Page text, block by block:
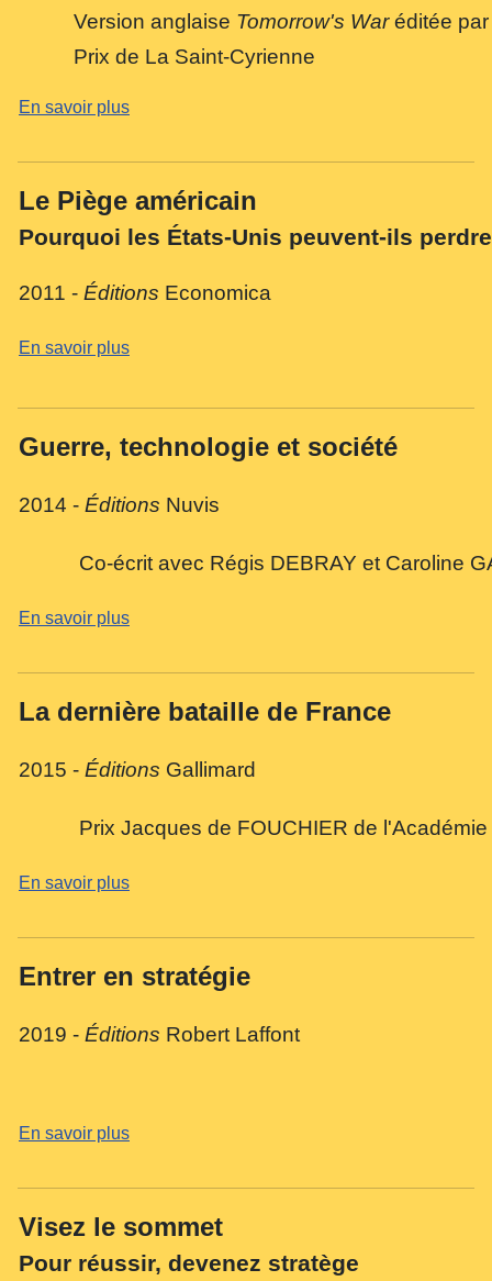
Version anglaise Tomorrow's Waréditée par
Prix de La Saint-Cyrienne
En savoir plus
Le Piège américain
Pourquoi les États-Unis peuvent-ils
2011 - Éditions Economica
En savoir plus
Guerre, technologie et société
2014 - Éditions Nuvis
Co-écrit avec Régis DEBRAY et Caroline
En savoir plus
La dernière bataille de France
2015 - Éditions Gallimard
Prix Jacques de FOUCHIER de
En savoir plus
Entrer en stratégie
2019 - Éditions Robert Laffont
En savoir plus
Visez le sommet
Pour réussir, devenez stratège